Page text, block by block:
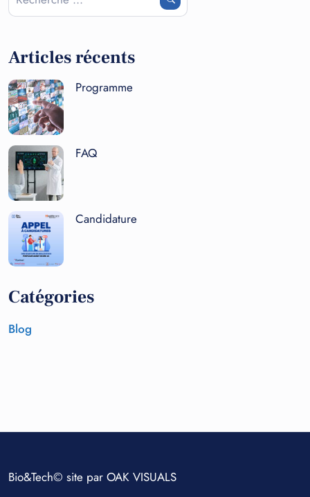
Articles récents
Programme
FAQ
Candidature
Catégories
Blog
Bio&Tech© site par OAK VISUALS